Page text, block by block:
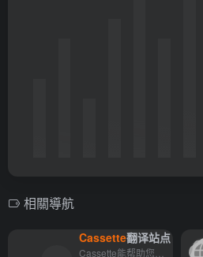
相關導航
Cassette翻译站点